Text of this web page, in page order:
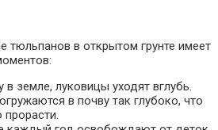
тюльпанов в открытом грунте имеет
в земле, луковицы уходят вглубь.
в почву так глубоко, что